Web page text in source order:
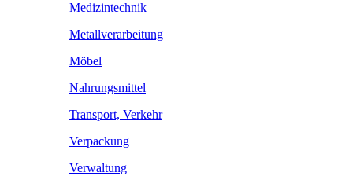
Medizintechnik
Metallverarbeitung
Möbel
Nahrungsmittel
Transport, Verkehr
Verpackung
Verwaltung